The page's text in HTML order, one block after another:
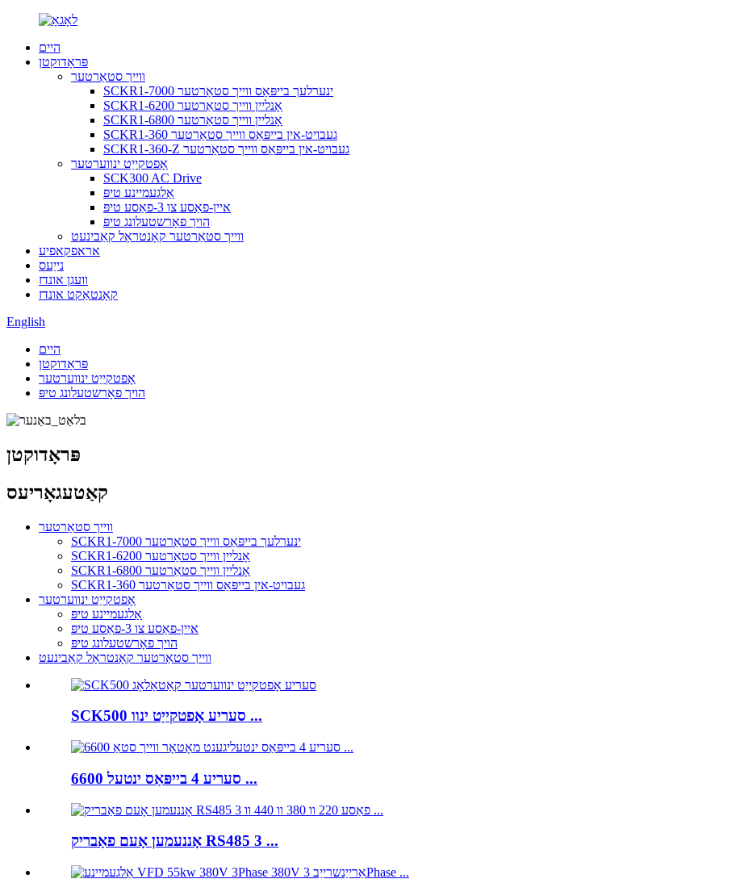
היים
פּראָדוקטן
ווייך סטאַרטער
SCKR1-7000 ינערלעך בייפּאַס ווייך סטאַרטער
SCKR1-6200 אָנליין ווייך סטאַרטער
SCKR1-6800 אָנליין ווייך סטאַרטער
SCKR1-360 געבויט-אין בייפּאַס ווייך סטאַרטער
SCKR1-360-Z געבויט-אין בייפּאַס ווייך סטאַרטער
אָפטקייַט ינווערטער
SCK300 AC Drive
אַלגעמיינע טיפּ
איין-פאַסע צו 3-פאַסע טיפּ
הויך פאָרשטעלונג טיפּ
ווייך סטאַרטער קאָנטראָל קאַבינעט
אראפקאפיע
נייַעס
וועגן אונדז
קאָנטאַקט אונדז
English
היים
פּראָדוקטן
אָפטקייַט ינווערטער
הויך פאָרשטעלונג טיפּ
פּראָדוקטן
קאַטעגאָריעס
ווייך סטאַרטער
SCKR1-7000 ינערלעך בייפּאַס ווייך סטאַרטער
SCKR1-6200 אָנליין ווייך סטאַרטער
SCKR1-6800 אָנליין ווייך סטאַרטער
SCKR1-360 געבויט-אין בייפּאַס ווייך סטאַרטער
אָפטקייַט ינווערטער
אַלגעמיינע טיפּ
איין-פאַסע צו 3-פאַסע טיפּ
הויך פאָרשטעלונג טיפּ
ווייך סטאַרטער קאָנטראָל קאַבינעט
SCK500 סעריע אָפטקייַט ינוו ...
6600 סעריע 4 בייפּאַס ינטעל ...
אָננעמען אָעם פאַבריק RS485 3 ...